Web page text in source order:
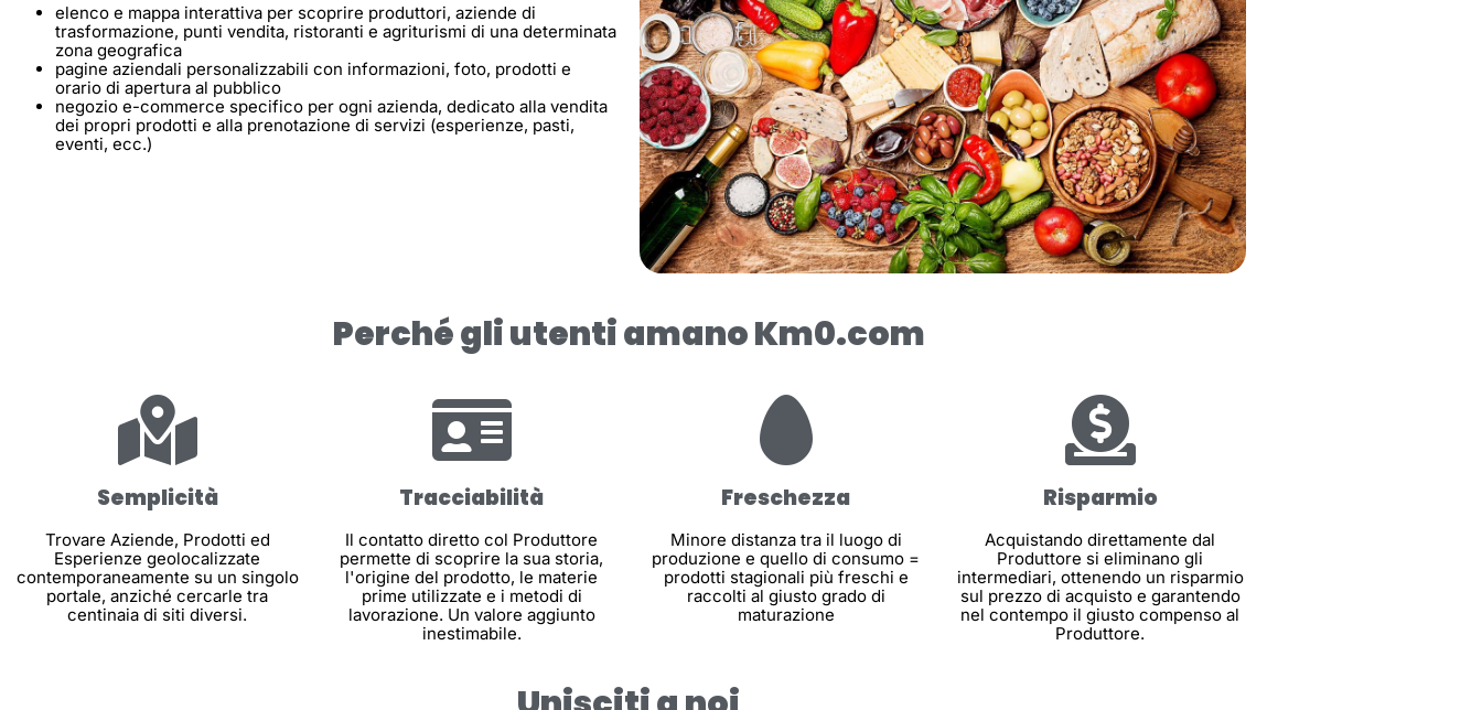
elenco e mappa interattiva per scoprire produttori, aziende di
trasformazione, punti vendita, ristoranti e agriturismi di una determinata
zona geografica
pagine aziendali personalizzabili con informazioni, foto, prodotti e
orario di apertura al pubblico
negozio e-commerce specifico per ogni azienda, dedicato alla vendita
dei propri prodotti e alla prenotazione di servizi (esperienze, pasti,
eventi, ecc.)
Perché gli utenti amano Km0.com
Semplicità
Trovare Aziende, Prodotti ed
Esperienze geolocalizzate
contemporaneamente su un singolo
portale, anziché cercarle tra
centinaia di siti diversi.
Tracciabilità
Il contatto diretto col Produttore
permette di scoprire la sua storia,
l'origine del prodotto, le materie
prime utilizzate e i metodi di
lavorazione. Un valore aggiunto
inestimabile.
Freschezza
Minore distanza tra il luogo di
produzione e quello di consumo =
prodotti stagionali più freschi e
raccolti al giusto grado di
maturazione
Risparmio
Acquistando direttamente dal
Produttore si eliminano gli
intermediari, ottenendo un risparmio
sul prezzo di acquisto e garantendo
nel contempo il giusto compenso al
Produttore.